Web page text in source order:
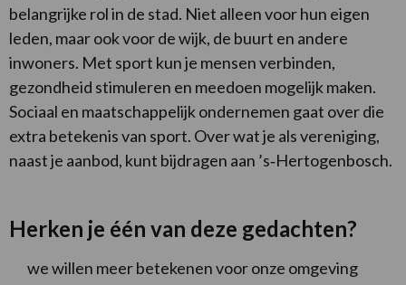
belangrijke rol in de stad. Niet alleen voor hun eigen
leden, maar ook voor de wijk, de buurt en andere
inwoners. Met sport kun je mensen verbinden,
gezondheid stimuleren en meedoen mogelijk maken.
Sociaal en maatschappelijk ondernemen gaat over die
extra betekenis van sport. Over wat je als vereniging,
naast je aanbod, kunt bijdragen aan ’s‑Hertogenbosch.
Herken je één van deze gedachten?
we willen meer betekenen voor onze omgeving